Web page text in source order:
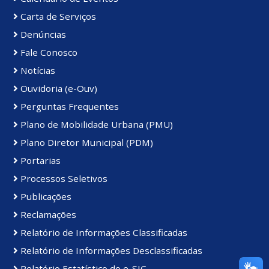
Carta de Serviços
Denúncias
Fale Conosco
Notícias
Ouvidoria (e-Ouv)
Perguntas Frequentes
Plano de Mobilidade Urbana (PMU)
Plano Diretor Municipal (PDM)
Portarias
Processos Seletivos
Publicações
Reclamações
Relatório de Informações Classificadas
Relatório de Informações Desclassificadas